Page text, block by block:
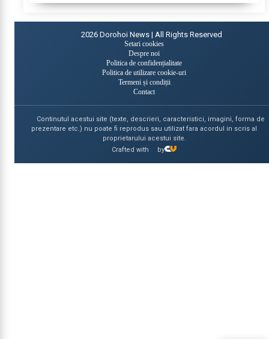
2026 Dorohoi News | All Rights Reserved
Setari cookies
Despre noi
Politica de confidențialitate
Politica de utilizare cookie-uri
Termeni și condiții
Contact
Continutul acestui site (texte, descrieri, caracteristici, imagini, forma de
prezentare etc.) nu poate fi reprodus sau utilizat fara acordul in scris al
proprietarului acestui site.
Crafted with
by